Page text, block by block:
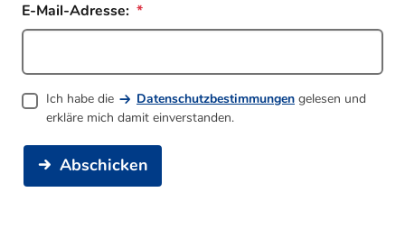
E-Mail-Adresse:
Ich habe die Datenschutzbestimmungen gelesen und
erkläre mich damit einverstanden.
Abschicken